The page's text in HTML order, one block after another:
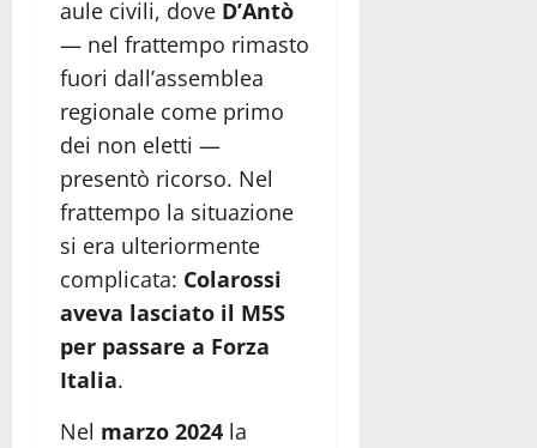
aule civili, dove D’Antò
— nel frattempo rimasto
fuori dall’assemblea
regionale come primo
dei non eletti —
presentò ricorso. Nel
frattempo la situazione
si era ulteriormente
complicata: Colarossi
aveva lasciato il M5S
per passare a Forza
Italia.
Nel marzo 2024 la